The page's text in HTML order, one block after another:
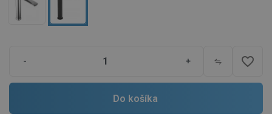
- + favorite_border
Do košíka